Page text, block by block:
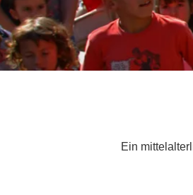
Ein